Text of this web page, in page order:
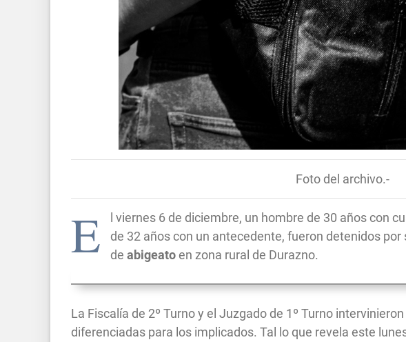
Foto del archivo.-
E
l viernes 6 de diciembre, un hombre de 30 años con
de 32 años con un antecedente, fueron detenidos por
de abigeato en zona rural de Durazno.
La Fiscalía de 2º Turno y el Juzgado de 1º Turno
diferenciadas para los implicados. Tal lo que revela este